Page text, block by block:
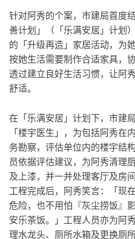
针对阿秀的个案，市建局首度
善计划」（「乐满安居」计划
的「升级再造」家居活动，为
按她生活需要制作合适家具，
透过建立良好生活习惯，让阿
舒适。
在「乐满安居」计划下，市建
「楼宇医生」，为包括阿秀在
务勘察，评估单位内的楼宇结
员依据评估建议，为阿秀清理
及上漆，并一并处理客厅及房
工程完成后，阿秀笑言：「现
危险，也不用怕『灰尘捞饭』
安乐茶饭。」工程人员亦为阿
理水龙头、厕所水箱及更换厕